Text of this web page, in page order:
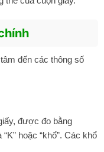
đến các thông số
được đo bằng
hoặc “khổ”. Các khổ